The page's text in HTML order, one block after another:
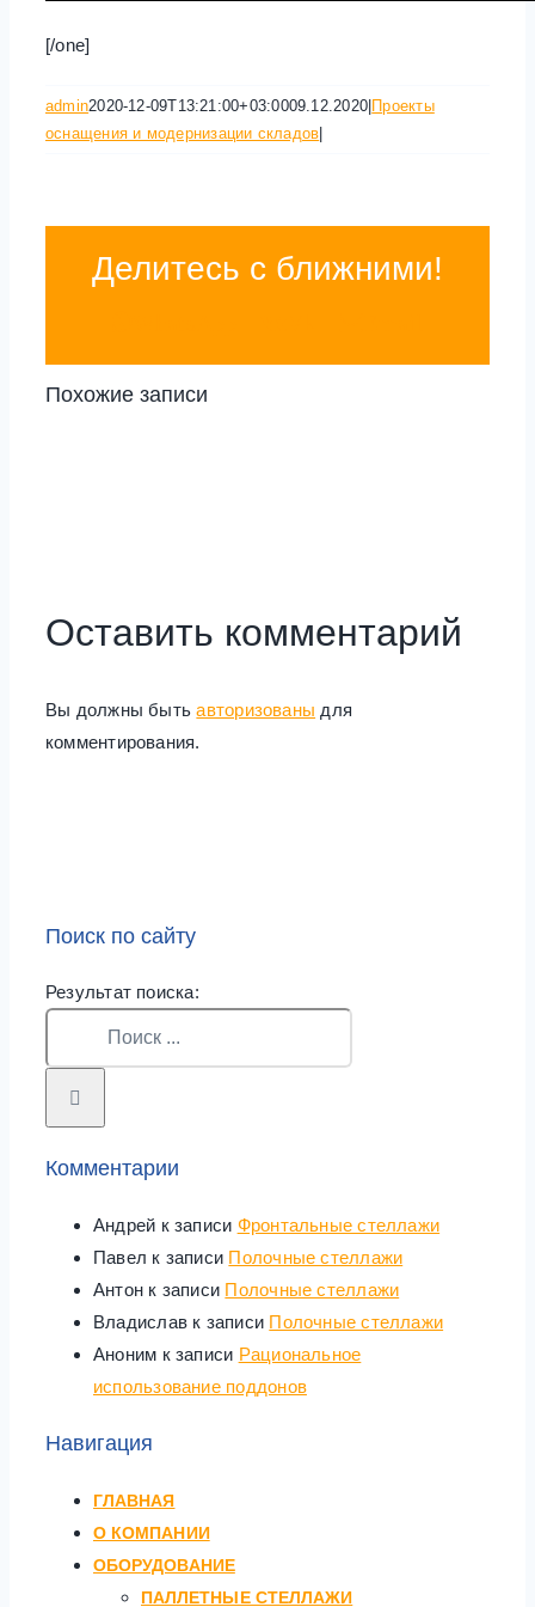
[/one]
admin2020-12-09T13:21:00+03:0009.12.2020|Проекты
оснащения и модернизации складов|
Делитесь с ближними!
Похожие записи
Оставить комментарий
Вы должны бытьавторизованы для
комментирования.
Поиск по сайту
Результат поиска:
Комментарии
Андрей к записи Фронтальные стеллажи
Павел к записи Полочные стеллажи
Антон к записи Полочные стеллажи
Владислав к записи Полочные стеллажи
Аноним к записи Рациональное
использование поддонов
Навигация
ГЛАВНАЯ
О КОМПАНИИ
ОБОРУДОВАНИЕ
ПАЛЛЕТНЫЕ СТЕЛЛАЖИ